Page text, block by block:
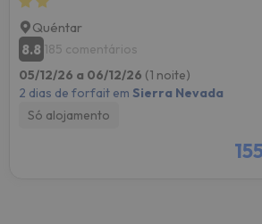
Quéntar
8.8 185 comentários
05/12/26 a 06/12/26 (1 noite)
2 dias de forfait em Sierra Nevada
Só alojamento